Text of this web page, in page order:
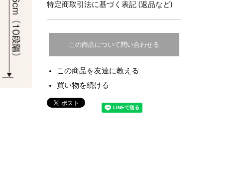
特定商取引法に基づく表記 (返品など)
この商品について問い合わせる
この商品を友達に教える
買い物を続ける